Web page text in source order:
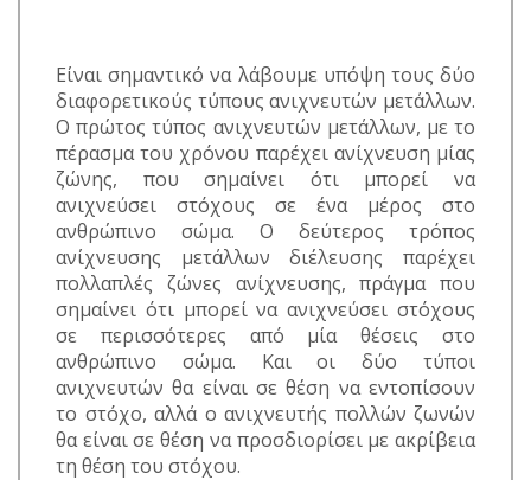
Είναι σημαντικό να λάβουμε υπόψη τους δύο
διαφορετικούς τύπους ανιχνευτών μετάλλων.
Ο πρώτος τύπος ανιχνευτών μετάλλων, με το
πέρασμα του χρόνου παρέχει ανίχνευση μίας
ζώνης, που σημαίνει ότι μπορεί να
ανιχνεύσει στόχους σε ένα μέρος στο
ανθρώπινο σώμα. Ο δεύτερος τρόπος
ανίχνευσης μετάλλων διέλευσης παρέχει
πολλαπλές ζώνες ανίχνευσης, πράγμα που
σημαίνει ότι μπορεί να ανιχνεύσει στόχους
σε περισσότερες από μία θέσεις στο
ανθρώπινο σώμα. Και οι δύο τύποι
ανιχνευτών θα είναι σε θέση να εντοπίσουν
το στόχο, αλλά ο ανιχνευτής πολλών ζωνών
θα είναι σε θέση να προσδιορίσει με ακρίβεια
τη θέση του στόχου.